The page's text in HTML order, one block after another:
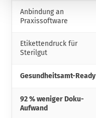
Anbindung an
Praxissoftware
Etikettendruck für
Sterilgut
Gesundheitsamt-Ready
92 % weniger Doku-
Aufwand